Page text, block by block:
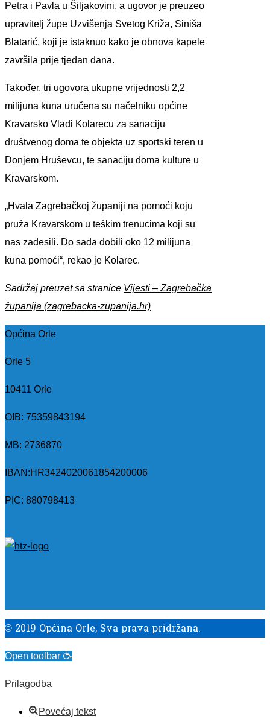
Petra i Pavla u Šiljakovini, a ugovor je preuzeo
upravitelj župe Uzvišenja Svetog Križa, Siniša
Blatarić, koji je istaknuo kako je obnova kapele
završila prije tjedan dana.
Također, tri ugovora ukupne vrijednosti 2,2
milijuna kuna uručena su načelniku općine
Kravarsko Vladi Kolarecu za sanaciju
društvenog doma te objekta uz sportski teren u
Donjem Hruševcu, te sanaciju doma kulture u
Kravarskom.
„Hvala Zagrebačkoj županiji na pomoći koju
pruža Kravarskom u teškim trenucima koji su
nas zadesili. Do sada dobili oko 12 milijuna
kuna pomoći“, rekao je Kolarec.
Sadržaj preuzet sa stranice Vijesti – Zagrebačka
županija (zagrebacka-zupanija.hr)
Općina Orle
Orle 5
10411 Orle
OIB: 75359843194
MB: 2736870
IBAN:HR3424020061854200006
PIC: 880798413
© 2019 Općina Orle, Sva prava pridržana.
Open toolbar
Prilagodba
Povećaj tekst